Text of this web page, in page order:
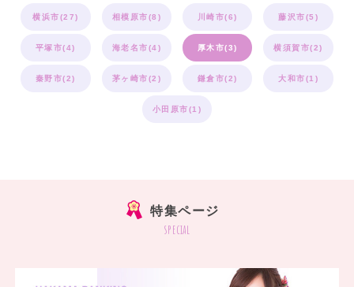
横浜市(27) 相模原市(8) 川崎市(6) 藤沢市(5)
平塚市(4) 海老名市(4) 厚木市(3) 横須賀市(2)
秦野市(2) 茅ヶ崎市(2) 鎌倉市(2) 大和市(1)
小田原市(1)
特集ページ
special